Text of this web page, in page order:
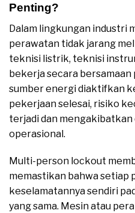
Penting?
Dalam lingkungan industri
perawatan tidak jarang
teknisi listrik, teknisi
bekerja secara bersamaan
sumber energi diaktifkan
pekerjaan selesai, risiko
terjadi dan
operasional.
Multi-person lockout
memastikan bahwa setiap
keselamatannya sendiri
yang sama. Mesin atau